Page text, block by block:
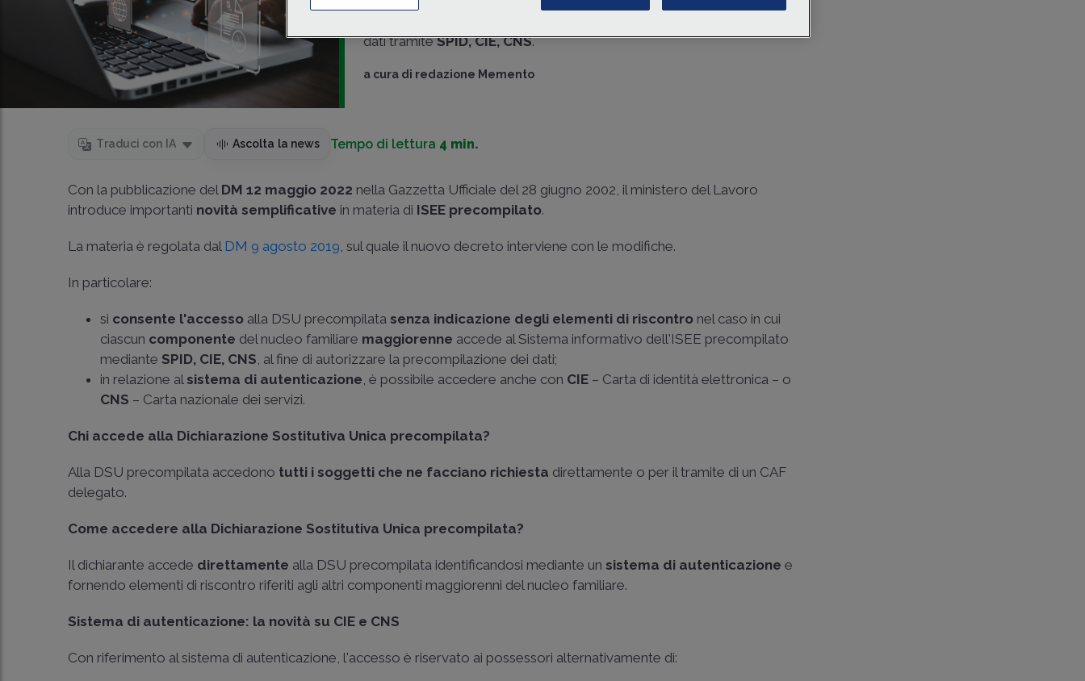
dati tramiteSPID, CIE, CNS.
a cura di redazione Memento
Traduci con IA Ascolta la news Tempo di lettura 4 min.
Con la pubblicazione del DM 12 maggio 2022 nella Gazzetta Ufficiale del 28 giugno 2002, il ministero del Lavoro
introduce importanti novità semplificative in materia di ISEE precompilato.
La materia è regolata dal DM 9 agosto 2019, sul quale il nuovo decreto interviene con le modifiche.
In particolare:
si consente l'accesso alla DSU precompilata senza indicazione degli elementi di riscontro nel caso in cui
ciascun componente del nucleo familiare maggiorenne accede al Sistema informativo dell'ISEE precompilato
medianteSPID, CIE, CNS, al fine di autorizzare la precompilazione dei dati;
in relazione al sistema di autenticazione, è possibile accedere anche con CIE – Carta di identità elettronica – o
CNS – Carta nazionale dei servizi.
Chi accede alla Dichiarazione Sostitutiva Unica precompilata?
Alla DSU precompilata accedono tutti i soggetti che ne facciano richiesta direttamente o per il tramite di un CAF
delegato.
Come accedere alla Dichiarazione Sostitutiva Unica precompilata?
Il dichiarante accede direttamente alla DSU precompilata identificandosi mediante un sistema di autenticazione e
fornendo elementi di riscontro riferiti agli altri componenti maggiorenni del nucleo familiare.
Sistema di autenticazione: la novità su CIE e CNS
Con riferimento al sistema di autenticazione, l'accesso è riservato ai possessori alternativamente di: